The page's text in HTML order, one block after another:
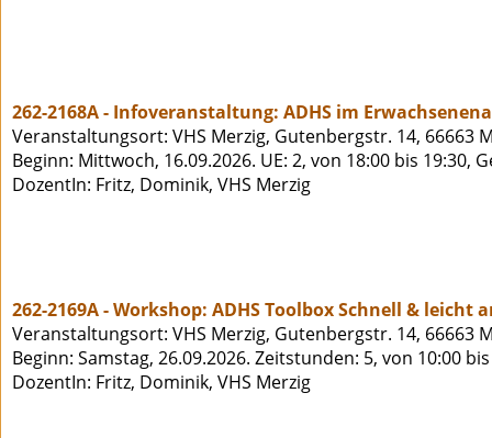
262-2168A - Infoveranstaltung: ADHS im
Veranstaltungsort: VHS Merzig, Gutenbergstr. 14, 66663
Beginn: Mittwoch, 16.09.2026. UE: 2, von 18:00 bis 19:30,
DozentIn: Fritz, Dominik, VHS Merzig
262-2169A - Workshop: ADHS Toolbox Schnell & leicht
Veranstaltungsort: VHS Merzig, Gutenbergstr. 14, 66663
Beginn: Samstag, 26.09.2026. Zeitstunden: 5, von 10:00
DozentIn: Fritz, Dominik, VHS Merzig